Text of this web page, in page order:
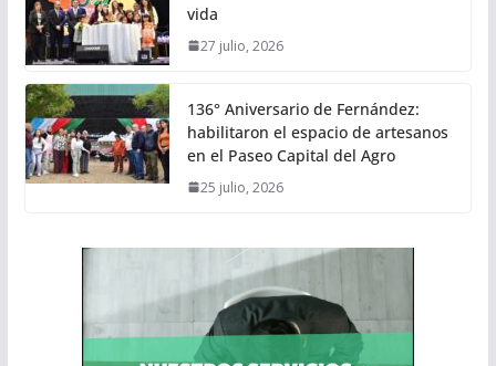
vida
27 julio, 2026
136° Aniversario de Fernández:
habilitaron el espacio de artesanos
en el Paseo Capital del Agro
25 julio, 2026